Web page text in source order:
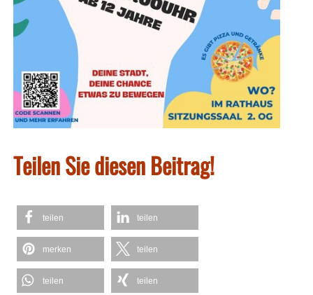
Teilen Sie diesen Beitrag!
teilen teilen
merken teilen
teilen teilen